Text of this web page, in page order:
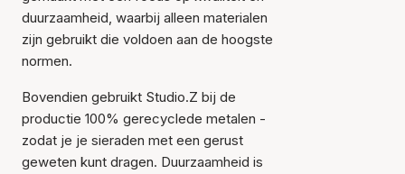
duurzaamheid, waarbij alleen materialen
zijn gebruikt die voldoen aan de hoogste
normen.
Bovendien gebruikt Studio.Z bij de
productie 100% gerecyclede metalen -
zodat je je sieraden met een gerust
geweten kunt dragen. Duurzaamheid is